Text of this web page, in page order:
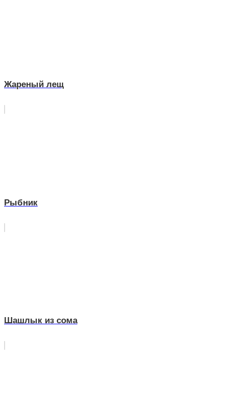
Жареный лещ
Рыбник
Шашлык из сома